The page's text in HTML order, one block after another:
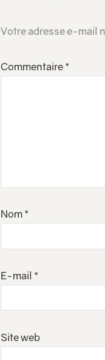
Votre adresse e-mail
Commentaire *
Nom *
E-mail *
Site web